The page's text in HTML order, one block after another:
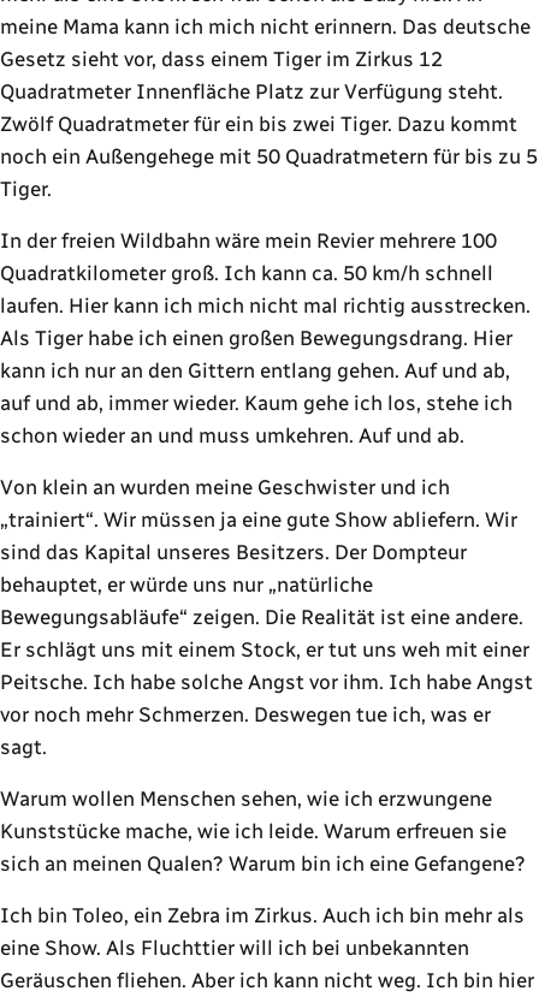
meine Mama kann ich mich nicht erinnern. Das deutsche
Gesetz sieht vor, dass einem Tiger im Zirkus 12
Quadratmeter Innenfläche Platz zur Verfügung steht.
Zwölf Quadratmeter für ein bis zwei Tiger. Dazu kommt
noch ein Außengehege mit 50 Quadratmetern für bis zu 5
Tiger.
In der freien Wildbahn wäre mein Revier mehrere 100
Quadratkilometer groß. Ich kann ca. 50 km/h schnell
laufen. Hier kann ich mich nicht mal richtig ausstrecken.
Als Tiger habe ich einen großen Bewegungsdrang. Hier
kann ich nur an den Gittern entlang gehen. Auf und ab,
auf und ab, immer wieder. Kaum gehe ich los, stehe ich
schon wieder an und muss umkehren. Auf und ab.
Von klein an wurden meine Geschwister und ich
„trainiert“. Wir müssen ja eine gute Show abliefern. Wir
sind das Kapital unseres Besitzers. Der Dompteur
behauptet, er würde uns nur „natürliche
Bewegungsabläufe“ zeigen. Die Realität ist eine andere.
Er schlägt uns mit einem Stock, er tut uns weh mit einer
Peitsche. Ich habe solche Angst vor ihm. Ich habe Angst
vor noch mehr Schmerzen. Deswegen tue ich, was er
sagt.
Warum wollen Menschen sehen, wie ich erzwungene
Kunststücke mache, wie ich leide. Warum erfreuen sie
sich an meinen Qualen? Warum bin ich eine Gefangene?
Ich bin Toleo, ein Zebra im Zirkus. Auch ich bin mehr als
eine Show. Als Fluchttier will ich bei unbekannten
Geräuschen fliehen. Aber ich kann nicht weg. Ich bin hier